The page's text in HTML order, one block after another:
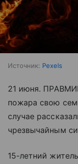
Источник: Pexels
21 июня.
пожара свою
случае
чрезвычайным
15-летний